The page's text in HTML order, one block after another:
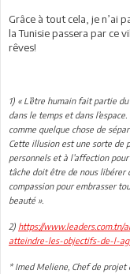
Grâce à tout cela, je n’ai
la Tunisie passera par ce
rêves!
1) « L’être humain fait partie
dans le temps et dans
comme quelque chose de
Cette illusion est une sorte de
personnels et à l’affection
tâche doit être de nous libérer
compassion pour embrasser
beauté ».
2) https://
atteindre-les-objectifs-de-l-
* Imed Meliene, Chef de